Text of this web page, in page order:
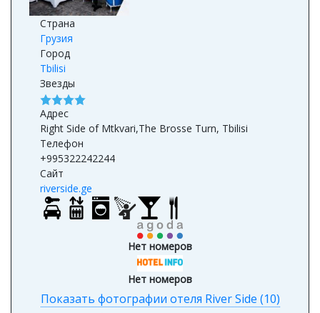
Страна
Грузия
Город
Tbilisi
Звезды
Адрес
Right Side of Mtkvari,The Brosse Turn, Tbilisi
Телефон
+995322242244
Сайт
riverside.ge
Нет номеров
Нет номеров
Показать фотографии отеля River Side (10)
River Side Hotels Directory / Каталог отелей мира